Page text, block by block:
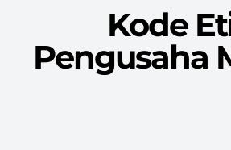
Kode
Pengusaha